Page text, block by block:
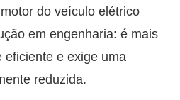
do veículo elétrico
em engenharia: é mais
eficiente e exige uma
reduzida.